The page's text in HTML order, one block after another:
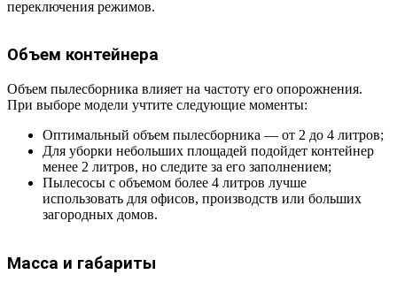
переключения режимов.
Объем контейнера
Объем пылесборника влияет на частоту его опорожнения.
При выборе модели учтите следующие моменты:
Оптимальный объем пылесборника — от 2 до 4 литров;
Для уборки небольших площадей подойдет контейнер
менее 2 литров, но следите за его заполнением;
Пылесосы с объемом более 4 литров лучше
использовать для офисов, производств или больших
загородных домов.
Масса и габариты